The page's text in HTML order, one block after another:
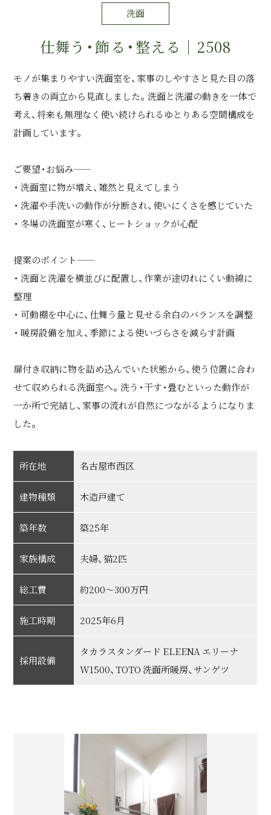
洗面
仕舞う・飾る・整える｜2508
モノが集まりやすい洗面室を、家事のしやすさと見た目の落
ち着きの両立から見直しました。洗面と洗濯の動きを一体で
考え、将来も無理なく使い続けられるゆとりある空間構成を
計画しています。
ご要望・お悩み――
・ 洗面室に物が増え、雑然と見えてしまう
・ 洗濯や手洗いの動作が分断され、使いにくさを感じていた
・ 冬場の洗面室が寒く、ヒートショックが心配
提案のポイント――
・ 洗面と洗濯を横並びに配置し、作業が途切れにくい動線に
整理
・ 可動棚を中心に、仕舞う量と見せる余白のバランスを調整
・ 暖房設備を加え、季節による使いづらさを減らす計画
扉付き収納に物を詰め込んでいた状態から、使う位置に合わ
せて収められる洗面室へ。洗う・干す・畳むといった動作が
一か所で完結し、家事の流れが自然につながるようになりま
した。
所在地 名古屋市西区
建物種類 木造戸建て
築年数 築25年
家族構成 夫婦、猫2匹
総工費 約200～300万円
施工時期 2025年6月
採用設備
タカラスタンダード ELEENA エリーナ
W1500、TOTO 洗面所暖房、サンゲツ